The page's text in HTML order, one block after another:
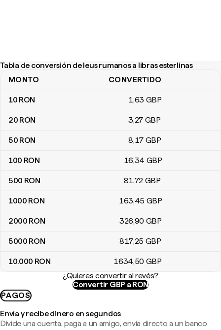
Tabla de conversión de leus rumanos a libras esterlinas
Tabla de conversión de leus rumanos a libras esterlinas
MONTO CONVERTIDO
10 RON 1,63 GBP
20 RON 3,27 GBP
50 RON 8,17 GBP
100 RON 16,34 GBP
500 RON 81,72 GBP
1000 RON 163,45 GBP
2000 RON 326,90 GBP
5000 RON 817,25 GBP
10.000 RON 1634,50 GBP
¿Quieres convertir al revés?
Convertir GBP a RON
PAGOS
Envía y recibe dinero en segundos
Divide una cuenta, paga a un amigo, envía directo a un banco